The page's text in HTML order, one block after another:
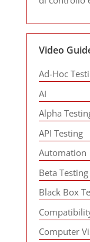
Video
Ad-Hoc
AI
Alpha
API Testing
Automation
Beta Testing
Black Box
Computer